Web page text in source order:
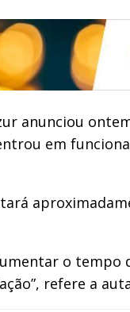
anunciou
em
o
refere a